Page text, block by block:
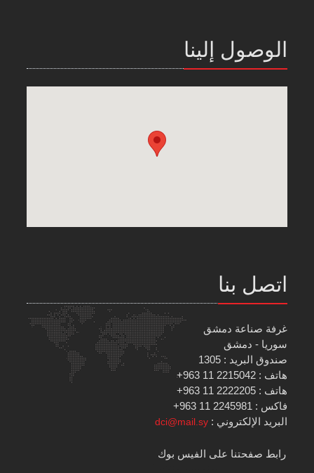
الوصول إلينا
اتصل بنا
غرفة صناعة دمشق
سوريا - دمشق
صندوق البريد : 1305
هاتف : 2215042 11 963+
هاتف : 2222205 11 963+
فاكس : 2245981 11 963+
البريد الإلكتروني :dci@mail.sy
رابط صفحتنا على الفيس بوك